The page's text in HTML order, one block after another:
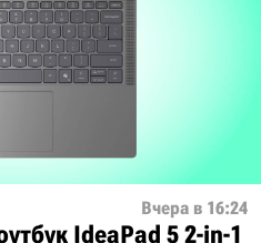
Вчера в 16:24
IdeaPad 5 2-in-1